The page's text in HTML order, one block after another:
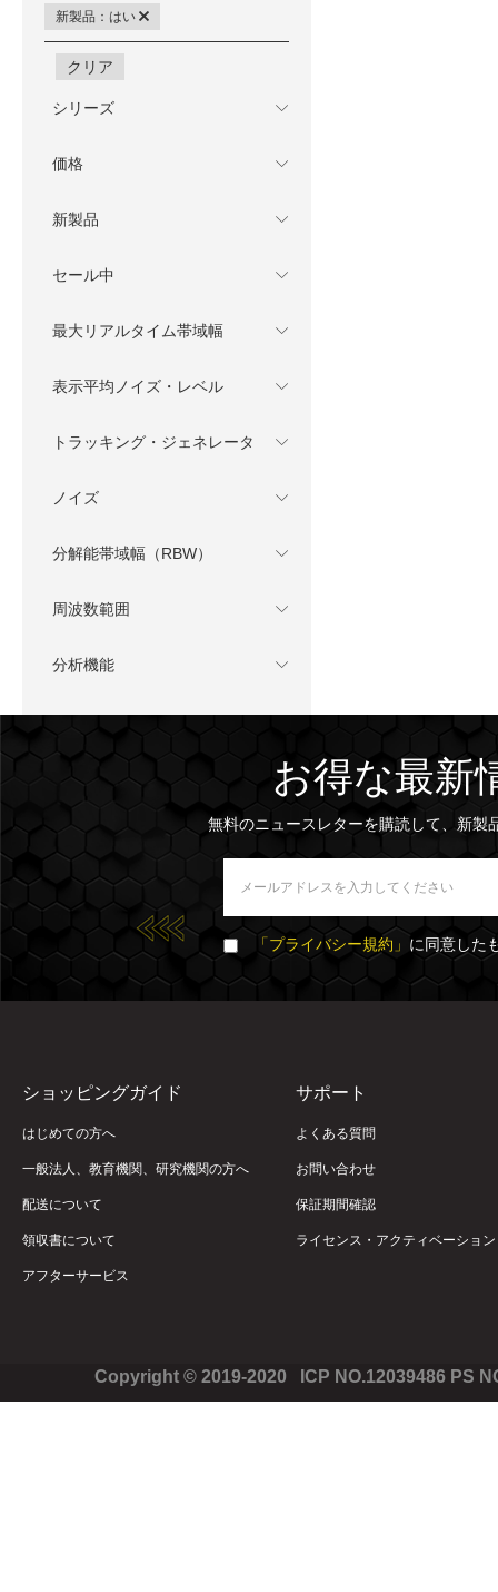
新製品：はい
クリア
シリーズ
価格
新製品
セール中
最大リアルタイム帯域幅
表示平均ノイズ・レベル
トラッキング・ジェネレータ
ノイズ
分解能帯域幅（RBW）
周波数範囲
分析機能
お得な最新
無料のニュースレターを購読して、新製
「プライバシー規約」 に同意した
ショッピングガイド
はじめての方へ
一般法人、教育機関、研究機関の方へ
配送について
領収書について
アフターサービス
サポート
よくある質問
お問い合わせ
保証期間確認
ライセンス・アクティベーション
Copyright © 2019-2020 ICP NO.12039486 PS